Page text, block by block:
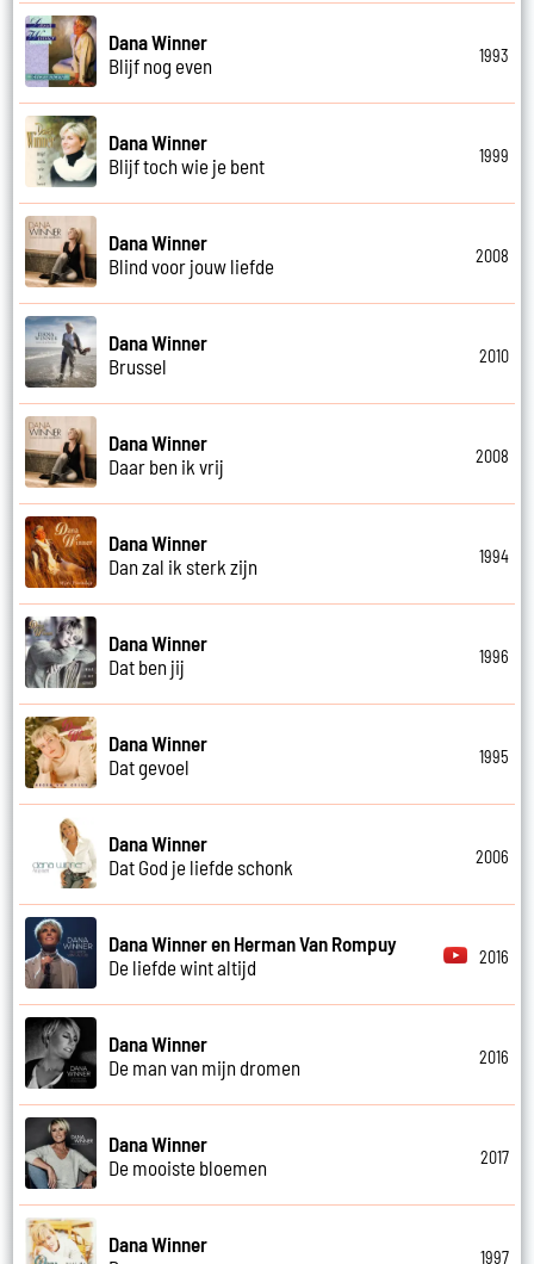
Dana Winner
Blijf nog even
1993
Dana Winner
Blijf toch wie je bent
1999
Dana Winner
Blind voor jouw liefde
2008
Dana Winner
Brussel
2010
Dana Winner
Daar ben ik vrij
2008
Dana Winner
Dan zal ik sterk zijn
1994
Dana Winner
Dat ben jij
1996
Dana Winner
Dat gevoel
1995
Dana Winner
Dat God je liefde schonk
2006
Dana Winner en Herman Van Rompuy
De liefde wint altijd
2016
Dana Winner
De man van mijn dromen
2016
Dana Winner
De mooiste bloemen
2017
Dana Winner
1997